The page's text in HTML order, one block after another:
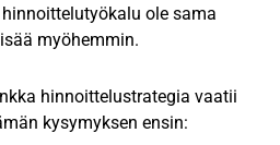
ole sama
myöhemmin.
hinnoittelustrategia vaatii
kysymyksen ensin: